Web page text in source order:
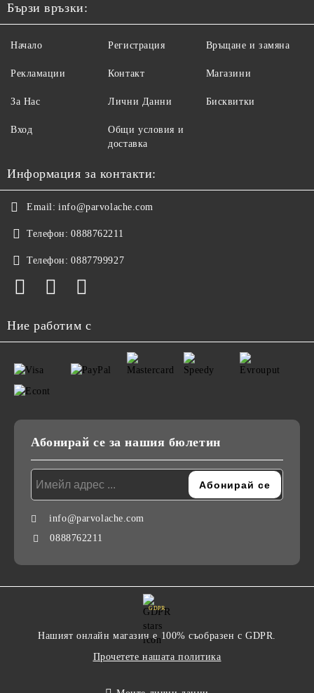
Бързи връзки:
Начало
Рекламации
За Нас
Вход
Регистрация
Контакт
Лични Данни
Общи условия и
доставка
Връщане и замяна
Магазини
Бисквитки
Информация за контакти:
Email: info@parvolache.com
Телефон: 0888762211
Телефон: 0887799927
Ние работим с
Абонирай се за нашия бюлетин
info@parvolache.com
0888762211
GDPR
Нашият онлайн магазин е 100% съобразен с GDPR.
Прочетете нашата политика